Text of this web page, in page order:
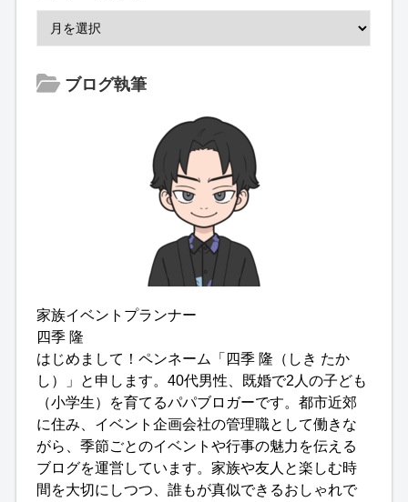
ブログ執筆
家族イベントプランナー
四季 隆
はじめまして！ペンネーム「四季 隆（しき たか
し）」と申します。40代男性、既婚で2人の子ども
（小学生）を育てるパパブロガーです。都市近郊
に住み、イベント企画会社の管理職として働きな
がら、季節ごとのイベントや行事の魅力を伝える
ブログを運営しています。家族や友人と楽しむ時
間を大切にしつつ、誰もが真似できるおしゃれで